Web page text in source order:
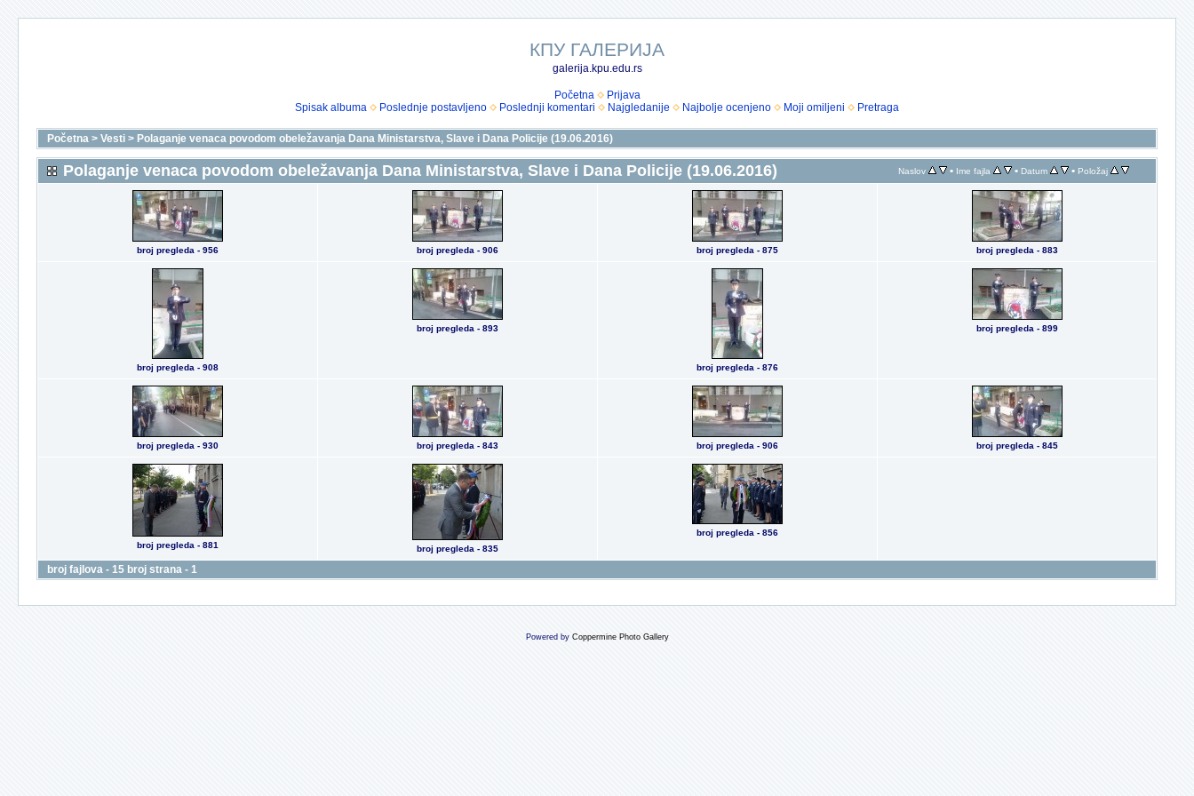
КПУ ГАЛЕРИЈА
galerija.kpu.edu.rs
Početna
Prijava
Spisak albuma
Poslednje postavljeno Poslednji komentari Najgledanije Najbolje ocenjeno Moji omiljeni Pretraga
Početna > Vesti > Polaganje venaca povodom obeležavanja Dana Ministarstva, Slave i Dana Policije (19.06.2016)
Polaganje venaca povodom obeležavanja Dana Ministarstva, Slave i Dana Policije (19.06.2016) Naslov • Ime fajla • Datum • Položaj
broj pregleda - 956 broj pregleda - 906 broj pregleda - 875 broj pregleda - 883
broj pregleda - 908
broj pregleda - 893
broj pregleda - 876
broj pregleda - 899
broj pregleda - 930 broj pregleda - 843 broj pregleda - 906 broj pregleda - 845
broj pregleda - 881 broj pregleda - 835
broj pregleda - 856
broj fajlova - 15 broj strana - 1
Powered by Coppermine Photo Gallery